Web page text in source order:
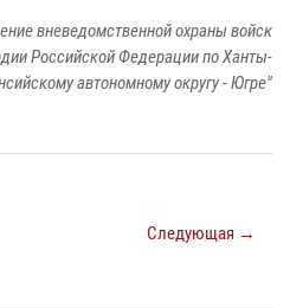
вневедомственной охраны войск
Российской Федерации по Ханты-
автономному округу - Югре"
Следующая →